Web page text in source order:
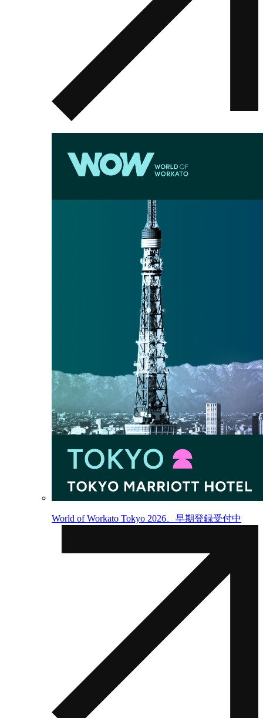
World of Workato Tokyo 2026、早期登録受付中